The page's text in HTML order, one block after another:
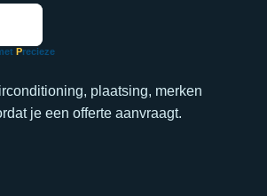
Precieze
plaatsing, merken
je een offerte aanvraagt.